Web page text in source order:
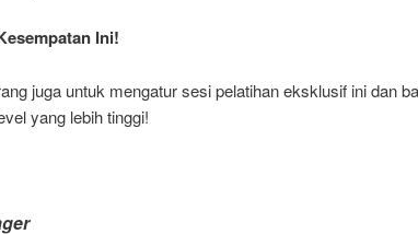
Ini!
juga untuk mengatur sesi pelatihan eksklusif ini dan
yang lebih tinggi!